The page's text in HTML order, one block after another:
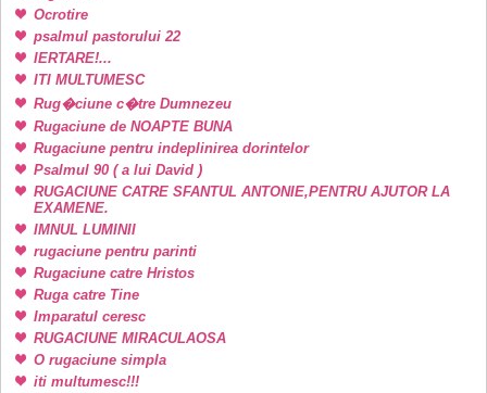
Ocrotire
psalmul pastorului 22
IERTARE!...
ITI MULTUMESC
Rug�ciune c�tre Dumnezeu
Rugaciune de NOAPTE BUNA
Rugaciune pentru indeplinirea dorintelor
Psalmul 90 ( a lui David )
RUGACIUNE CATRE SFANTUL ANTONIE,PENTRU AJUTOR LA
EXAMENE.
IMNUL LUMINII
rugaciune pentru parinti
Rugaciune catre Hristos
Ruga catre Tine
Imparatul ceresc
RUGACIUNE MIRACULAOSA
O rugaciune simpla
iti multumesc!!!